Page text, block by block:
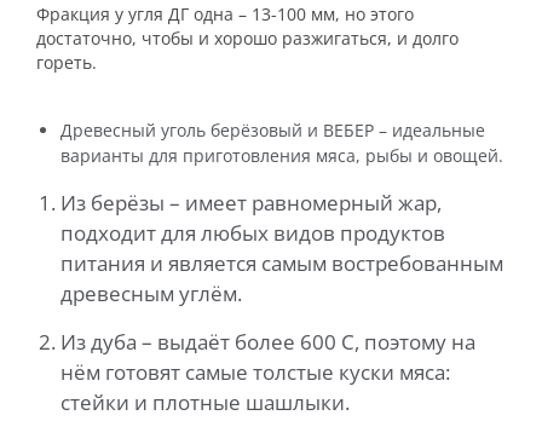
Фракция у угля ДГ одна – 13-100 мм, но этого
достаточно, чтобы и хорошо разжигаться, и долго
гореть.
Древесный уголь берёзовый и ВЕБЕР – идеальные
варианты для приготовления мяса, рыбы и овощей.
Из берёзы – имеет равномерный жар,
подходит для любых видов продуктов
питания и является самым востребованным
древесным углём.
Из дуба – выдаёт более 600 С, поэтому на
нём готовят самые толстые куски мяса:
стейки и плотные шашлыки.